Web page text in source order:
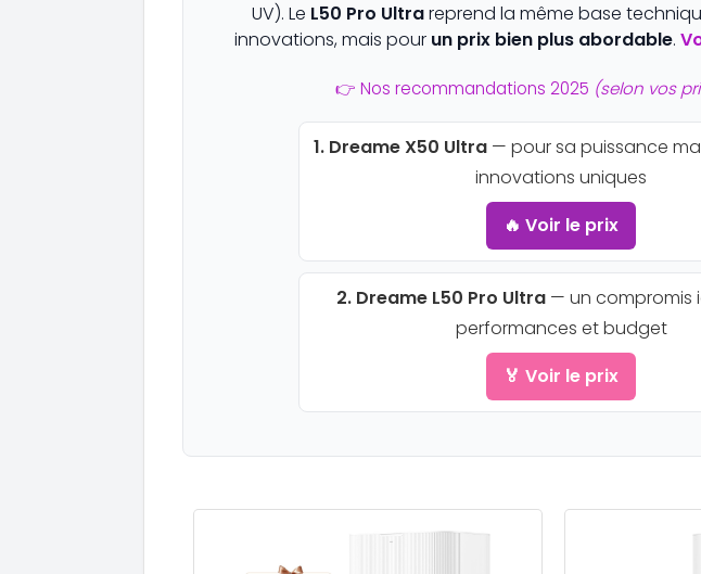
UV). Le L50 Pro Ultrareprend la même base
innovations, mais pour un prix bien plus abordable.
👉 Nos recommandations 2025 (selon vos
1. Dreame X50 Ultra — pour sa puissance
innovations uniques
🔥 Voir le prix
2. Dreame L50 Pro Ultra— un compromis
performances et budget
🏅 Voir le prix